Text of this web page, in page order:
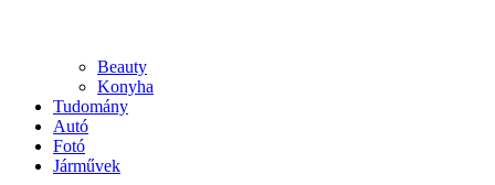
Beauty
Konyha
Tudomány
Autó
Fotó
Járművek